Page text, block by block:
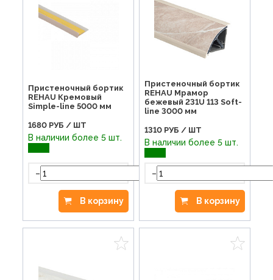
Пристеночный бортик
REHAU Кремовый
Simple-line 5000 мм
1680 РУБ / ШТ
В наличии более 5 шт.
-
В корзину
Пристеночный бортик
REHAU Мрамор
бежевый 231U 113 Soft-
line 3000 мм
1310 РУБ / ШТ
В наличии более 5 шт.
-
В корзину